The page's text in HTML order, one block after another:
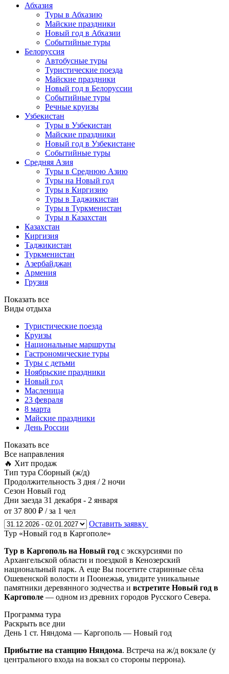
Абхазия
Туры в Абхазию
Майские праздники
Новый год в Абхазии
Событийные туры
Белоруссия
Автобусные туры
Туристические поезда
Майские праздники
Новый год в Белоруссии
Событийные туры
Речные круизы
Узбекистан
Туры в Узбекистан
Майские праздники
Новый год в Узбекистане
Событийные туры
Средняя Азия
Туры в Среднюю Азию
Туры на Новый год
Туры в Киргизию
Туры в Таджикистан
Туры в Туркменистан
Туры в Казахстан
Казахстан
Киргизия
Таджикистан
Туркменистан
Азербайджан
Армения
Грузия
Показать все
Виды отдыха
Туристические поезда
Круизы
Национальные маршруты
Гастрономические туры
Туры с детьми
Ноябрьские праздники
Новый год
Масленица
23 февраля
8 марта
Майские праздники
День России
Показать все
Все направления
🔥 Хит продаж
Тип тура Сборный (ж/д)
Продолжительность 3 дня / 2 ночи
Сезон Новый год
Дни заезда 31 декабря - 2 января
от 37 800 ₽ / за 1 чел
Оставить заявку
Тур «Новый год в Каргополе»
Тур в Каргополь на Новый год с экскурсиями по
Архангельской области и поездкой в Кенозерский
национальный парк. А еще Вы посетите старинные сёла
Ошевенской волости и Поонежья, увидите уникальные
памятники деревянного зодчества и встретите Новый год в
Каргополе — одном из древних городов Русского Севера.
Программа тура
Раскрыть все дни
День 1 ст. Няндома — Каргополь — Новый год
Прибытие на станцию Няндома. Встреча на ж/д вокзале (у
центрального входа на вокзал со стороны перрона).